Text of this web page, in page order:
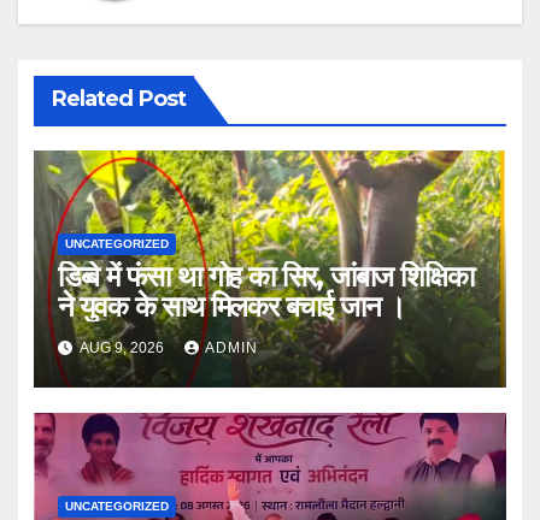
Related Post
UNCATEGORIZED
डिब्बे में फंसा था गोह का सिर, जांबाज शिक्षिका
ने युवक के साथ मिलकर बचाई जान ।
AUG 9, 2026 ADMIN
UNCATEGORIZED